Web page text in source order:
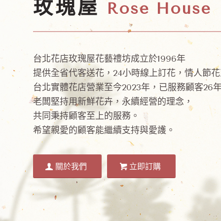
Rose House
台北花店玫瑰屋花藝禮坊成立於1996年
提供全省代客送花，24小時線上訂花，情人節
台北實體花店營業至今2023年，已服務顧客26
老闆堅持用新鮮花卉，永續經營的理念，
共同秉持顧客至上的服務。
希望親愛的顧客能繼續支持與愛護。
關於我們 立即訂購